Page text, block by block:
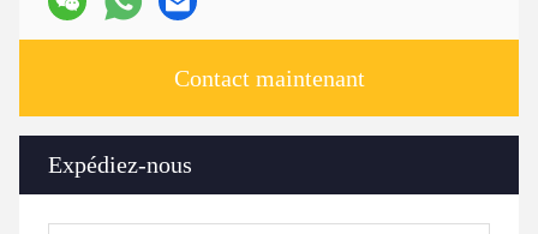
Contact maintenant
Expédiez-nous